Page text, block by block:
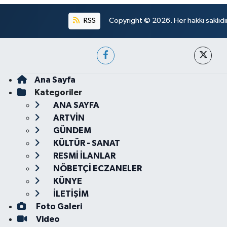
RSS Copyright © 2026. Her hakkı
Ana Sayfa
Kategoriler
ANA SAYFA
ARTVİN
GÜNDEM
KÜLTÜR - SANAT
RESMİ İLANLAR
NÖBETÇİ ECZANELER
KÜNYE
İLETİŞİM
Foto Galeri
Video